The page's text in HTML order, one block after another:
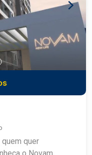
se unem
para
unidades
5 vagas. Além
corretor
- Piracicaba
quem quer